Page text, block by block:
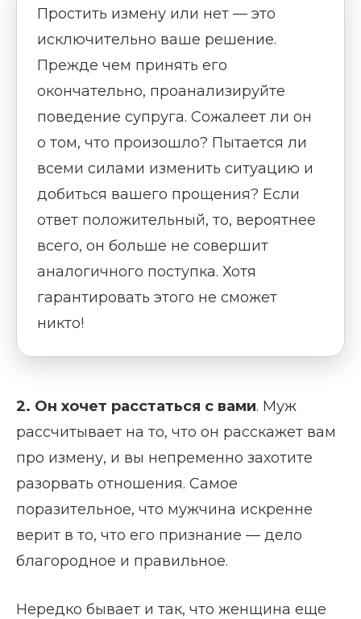
Простить измену или нет — это
исключительно ваше решение.
Прежде чем принять его
окончательно, проанализируйте
поведение супруга. Сожалеет ли он
о том, что произошло? Пытается ли
всеми силами изменить ситуацию и
добиться вашего прощения? Если
ответ положительный, то, вероятнее
всего, он больше не совершит
аналогичного поступка. Хотя
гарантировать этого не сможет
никто!
2. Он хочет расстаться с вами. Муж
рассчитывает на то, что он расскажет вам
про измену, и вы непременно захотите
разорвать отношения. Самое
поразительное, что мужчина искренне
верит в то, что его признание — дело
благородное и правильное.
Нередко бывает и так, что женщина еще